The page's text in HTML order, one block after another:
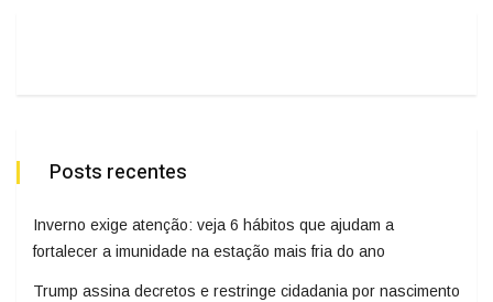
Posts recentes
Inverno exige atenção: veja 6 hábitos que ajudam a
fortalecer a imunidade na estação mais fria do ano
Trump assina decretos e restringe cidadania por nascimento